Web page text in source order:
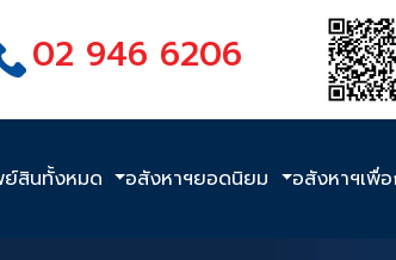
02 946 6206
ย์สินทั้งหมด อสังหาฯยอดนิยม อสังหาฯเพื่